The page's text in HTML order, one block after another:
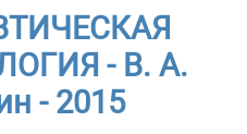
- В. А.
- 2015